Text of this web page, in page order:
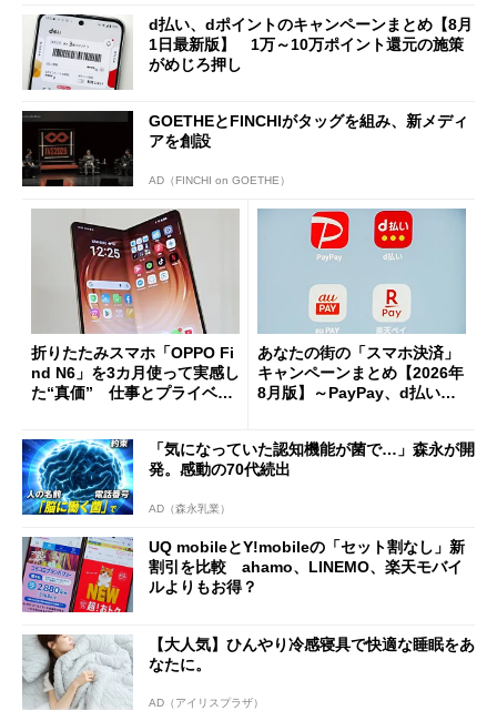
d払い、dポイントのキャンペーンまとめ【8月
1日最新版】 1万～10万ポイント還元の施策
がめじろ押し
GOETHEとFINCHIがタッグを組み、新メディ
アを創設
AD（FINCHI on GOETHE）
折りたたみスマホ「OPPO Fi
nd N6」を3カ月使って実感し
た“真価” 仕事とプライベー
あなたの街の「スマホ決済」
キャンペーンまとめ【2026年
8月版】～PayPay、d払い、a
「気になっていた認知機能が菌で…」森永が開
発。感動の70代続出
AD（森永乳業）
UQ mobileとY!mobileの「セット割なし」新
割引を比較 ahamo、LINEMO、楽天モバイ
ルよりもお得？
【大人気】ひんやり冷感寝具で快適な睡眠をあ
なたに。
AD（アイリスプラザ）